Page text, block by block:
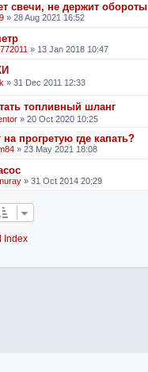
свечи, не держит обороты
» 28 Aug 2021 16:52
» 13 Jan 2018 10:47
» 31 Dec 2011 12:33
топливный шланг
» 20 Oct 2020 10:25
на прогретую где капать?
» 23 May 2021 18:08
» 31 Oct 2014 20:29
Index